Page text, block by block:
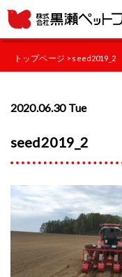
トップページ > seed2019_2
2020.06.30 Tue
seed2019_2